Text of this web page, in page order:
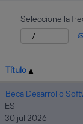
Seleccione la
Título
Beca Desarrollo
ES
30 jul 2026